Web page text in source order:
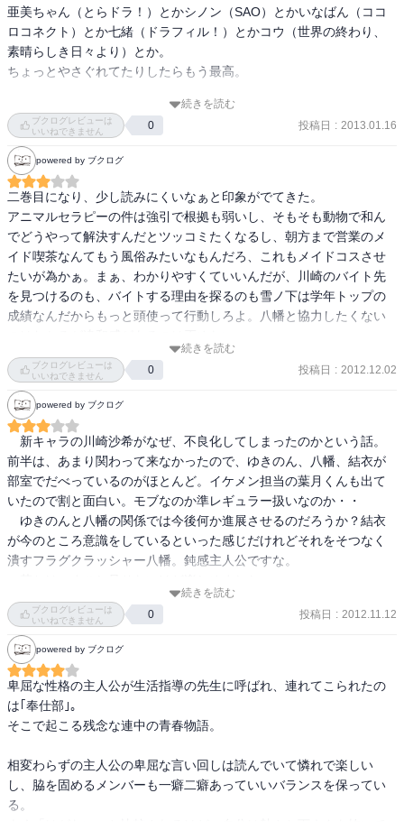
亜美ちゃん（とらドラ！）とかシノン（SAO）とかいなばん（ココ
ロコネクト）とか七緒（ドラフィル！）とかコウ（世界の終わり、
素晴らしき日々より）とか。
ちょっとやさぐれてたりしたらもう最高。
周りからは「かっこいい」とみなされるタイプで強くあることを自
分に強いてたりして、でもやっぱりそれは背伸びで自分の限界を超
える出来事があったりしたらもうどうしようもなくなって弱さを涙
をみせたりして。
そんな時は「俺が支えてやんよ！」って思うよね。
・・・何の話だったか。
そうそう川崎。
クールでかっこいい川崎もいいけれど、今後何か壁にぶつかって弱
さを見せてほしいな。
そうなったら俺が支えてやんよ！
続きを読む
ブクログレビューは
いいねできません
0 投稿日 : 2013.01.16
powered by ブクログ
二巻目になり、少し読みにくいなぁと印象がでてきた。
アニマルセラピーの件は強引で根拠も弱いし、そもそも動物で和ん
でどうやって解決すんだとツッコミたくなるし、朝方まで営業のメ
イド喫茶なんてもう風俗みたいなもんだろ、これもメイドコスさせ
たいが為かぁ。まぁ、わかりやすくていいんだが、川崎のバイト先
を見つけるのも、バイトする理由を探るのも雪ノ下は学年トップの
成績なんだからもっと頭使って行動しろよ。八幡と協力したくない
戸塚はありゃ女だよ。今後の展開は読めないけど、あれが男とかほ
んとやめてください。
ただ、それをひっくるめてラストの八幡の感情はこの環境ならこう
なるよな、と少しリアルに感じたのだが、お前は結局ぼっちかリア
充かどっちがいいんだよとイライラしてしまった。
続きを読む
ブクログレビューは
いいねできません
0 投稿日 : 2012.12.02
powered by ブクログ
新キャラの川崎沙希がなぜ、不良化してしまったのかという話。
前半は、あまり関わって来なかったので、ゆきのん、八幡、結衣が
部室でだべっているのがほとんど。イケメン担当の葉月くんも出て
いたので割と面白い。モブなのか準レギュラー扱いなのか・・
ゆきのんと八幡の関係では今後何か進展させるのだろうか？結衣
が今のところ意識をしているといった感じだけれどそれをそつなく
潰すフラグクラッシャー八幡。鈍感主人公ですな。
続きを読む
ブクログレビューは
いいねできません
0 投稿日 : 2012.11.12
powered by ブクログ
卑屈な性格の主人公が生活指導の先生に呼ばれ、連れてこられたの
は｢奉仕部｣。
そこで起こる残念な連中の青春物語。
相変わらずの主人公の卑屈な言い回しは読んでいて憐れで楽しい
し、脇を固めるメンバーも一癖二癖あっていいバランスを保ってい
る。